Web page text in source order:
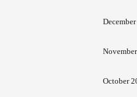
October